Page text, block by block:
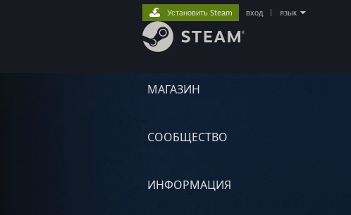
МАГАЗИН
СООБЩЕСТВО
ИНФОРМАЦИЯ
Установить Steam вход язык